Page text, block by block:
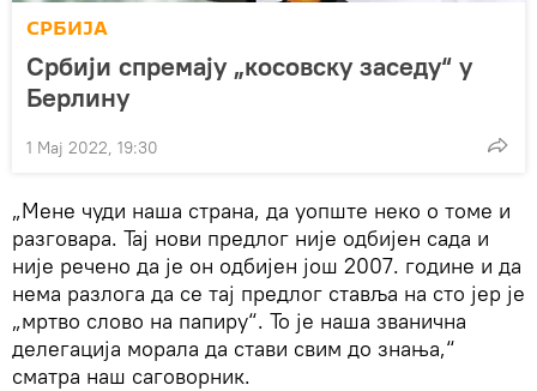
СРБИЈА
Србији спремају „косовску заседу“ у
Берлину
1 Мај 2022, 19:30
„Мене чуди наша страна, да уопште неко о томе и
разговара. Тај нови предлог није одбијен сада и
није речено да је он одбијен још 2007. године и да
нема разлога да се тај предлог ставља на сто јер је
„мртво слово на папиру“. То је наша званична
делегација морала да стави свим до знања,“
сматра наш саговорник.